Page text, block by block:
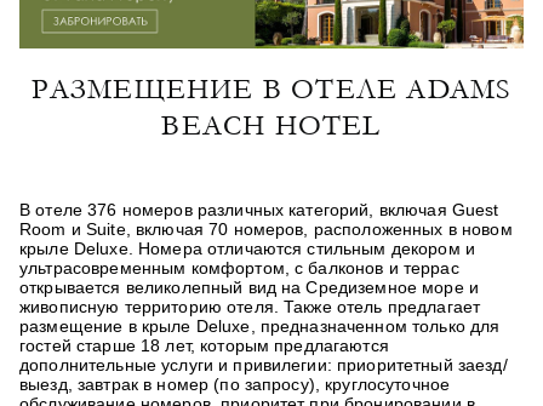
РАЗМЕЩЕНИЕ В ОТЕЛЕ ADAMS
BEACH HOTEL
В отеле 376 номеров различных категорий, включая Guest
Room и Suite, включая 70 номеров, расположенных в новом
крыле Deluxe. Номера отличаются стильным декором и
ультрасовременным комфортом, с балконов и террас
открывается великолепный вид на Средиземное море и
живописную территорию отеля. Также отель предлагает
размещение в крыле Deluxe, предназначенном только для
гостей старше 18 лет, которым предлагаются
дополнительные услуги и привилегии: приоритетный заезд/
выезд, завтрак в номер (по запросу), круглосуточное